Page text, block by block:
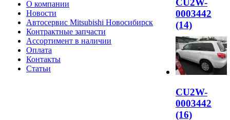
О компании
Новости
Автосервис Mitsubishi Новосибирск
Контрактные запчасти
Ассортимент в наличии
Оплата
Контакты
Статьи
0003442
(14)
CU2W-
0003442
(16)